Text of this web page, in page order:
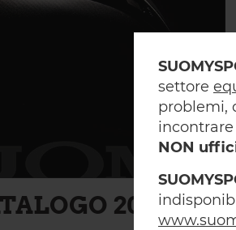
settore
problemi,
NON
2021